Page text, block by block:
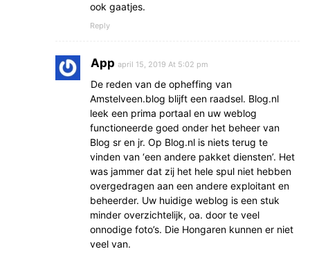
ook gaatjes.
Reply
App april 15, 2019 At 5:02 pm
De reden van de opheffing van
Amstelveen.blog blijft een raadsel. Blog.nl
leek een prima portaal en uw weblog
functioneerde goed onder het beheer van
Blog sr en jr. Op Blog.nl is niets terug te
vinden van ‘een andere pakket diensten’. Het
was jammer dat zij het hele spul niet hebben
overgedragen aan een andere exploitant en
beheerder. Uw huidige weblog is een stuk
minder overzichtelijk, oa. door te veel
onnodige foto’s. Die Hongaren kunnen er niet
veel van.